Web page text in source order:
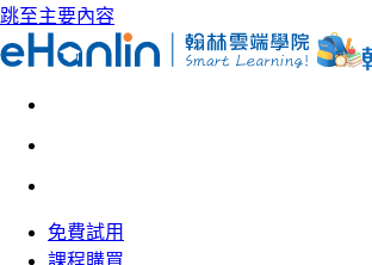
跳至主要內容
免費試用
課程購買